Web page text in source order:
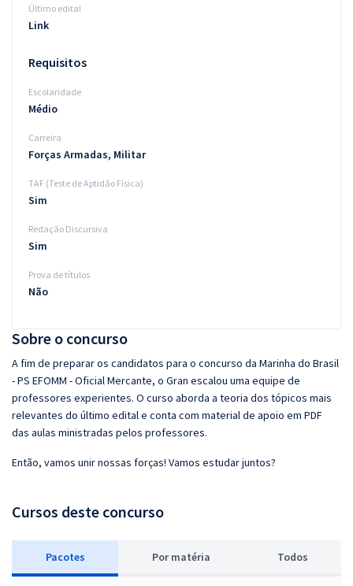
Sobre o concurso
A fim de preparar os candidatos para o concurso da Marinha do Brasil
- PS EFOMM - Oficial Mercante, o Gran escalou uma equipe de
professores experientes. O curso aborda a teoria dos tópicos mais
relevantes do último edital e conta com material de apoio em PDF
das aulas ministradas pelos professores.
Então, vamos unir nossas forças! Vamos estudar juntos?
Cursos deste concurso
Pacotes Por matéria Todos
Último edital
Link
Requisitos
Escolaridade
Médio
Carreira
Forças Armadas, Militar
TAF (Teste de Aptidão Física)
Sim
Redação Discursiva
Sim
Prova de títulos
Não